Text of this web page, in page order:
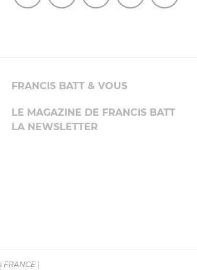
FRANCIS BATT & VOUS
LE MAGAZINE DE FRANCIS BATT
LA NEWSLETTER
FRANCE